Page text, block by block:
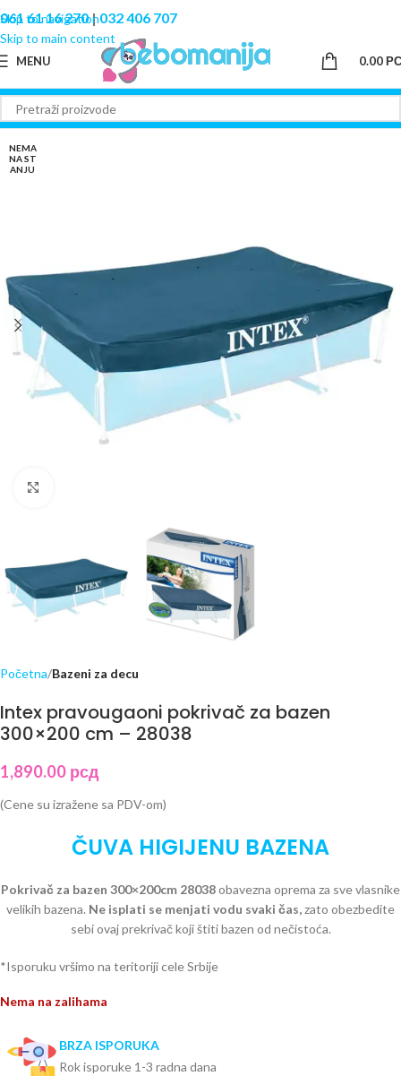
Skip to navigation
Skip to main content
061 61 16 270|032 406 707
MENU 0.00
NEMA
NA ST
ANJU
Početna Bazeni za decu
Intex pravougaoni pokrivač za bazen
300×200 cm – 28038
1,890.00 рсд
(Cene su izražene sa PDV-om)
ČUVA HIGIJENU BAZENA
Pokrivač za bazen 300×200cm 28038obavezna oprema za sve vlasnike
velikih bazena. Ne isplati se menjati vodu svaki čas,zato obezbedite
sebi ovaj prekrivač koji štiti bazen od nečistoća.
*Isporuku vršimo na teritoriji cele Srbije
Nema na zalihama
BRZA ISPORUKA
Rok isporuke 1-3 radna dana